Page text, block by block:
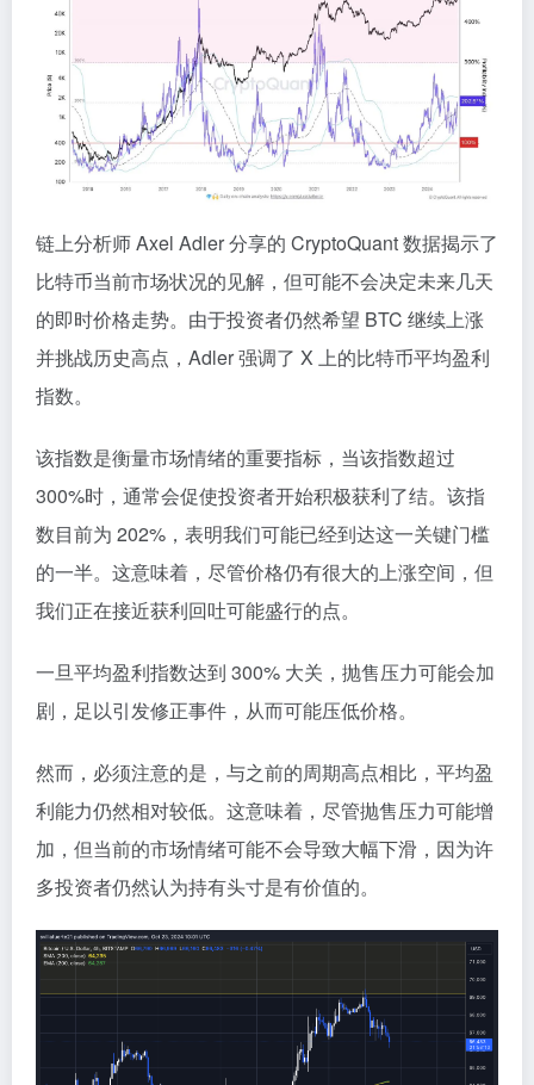
链上分析师 Axel Adler 分享的 CryptoQuant 数据揭示了
比特币当前市场状况的见解，但可能不会决定未来几天
的即时价格走势。由于投资者仍然希望 BTC 继续上涨
并挑战历史高点，Adler 强调了 X 上的比特币平均盈利
指数。
该指数是衡量市场情绪的重要指标，当该指数超过
300%时，通常会促使投资者开始积极获利了结。该指
数目前为 202%，表明我们可能已经到达这一关键门槛
的一半。这意味着，尽管价格仍有很大的上涨空间，但
我们正在接近获利回吐可能盛行的点。
一旦平均盈利指数达到 300% 大关，抛售压力可能会加
剧，足以引发修正事件，从而可能压低价格。
然而，必须注意的是，与之前的周期高点相比，平均盈
利能力仍然相对较低。这意味着，尽管抛售压力可能增
加，但当前的市场情绪可能不会导致大幅下滑，因为许
多投资者仍然认为持有头寸是有价值的。